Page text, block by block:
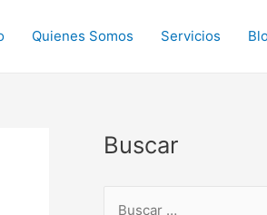
Quienes Somos Servicios
Buscar